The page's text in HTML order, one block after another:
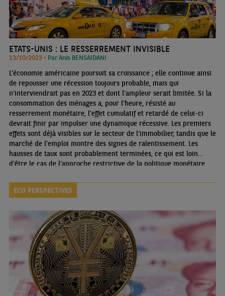
ETATS-UNIS : LE RESSERREMENT INVISIBLE
13/10/2023 • Par Anis BENSAIDANI
L’économie américaine poursuit sa croissance ; elle continue ainsi
de repousser une récession toujours probable, mais qui
n’interviendrait pas en 2023 et dont l’ampleur serait limitée. Si la
consommation des ménages a, pour l’heure, résisté au
resserrement monétaire, l’effet cumulatif et retardé de celui-ci
devrait finir par impulser une dynamique récessive. Les premiers
effets sont déjà visibles sur le secteur de l’immobilier, tandis que le
marché de l’emploi montre des signes de ralentissement. Les
hausses de taux sont probablement terminées, ce qui est loin
d’être le cas de l’approche restrictive de la politique monétaire
ECO PERSPECTIVES